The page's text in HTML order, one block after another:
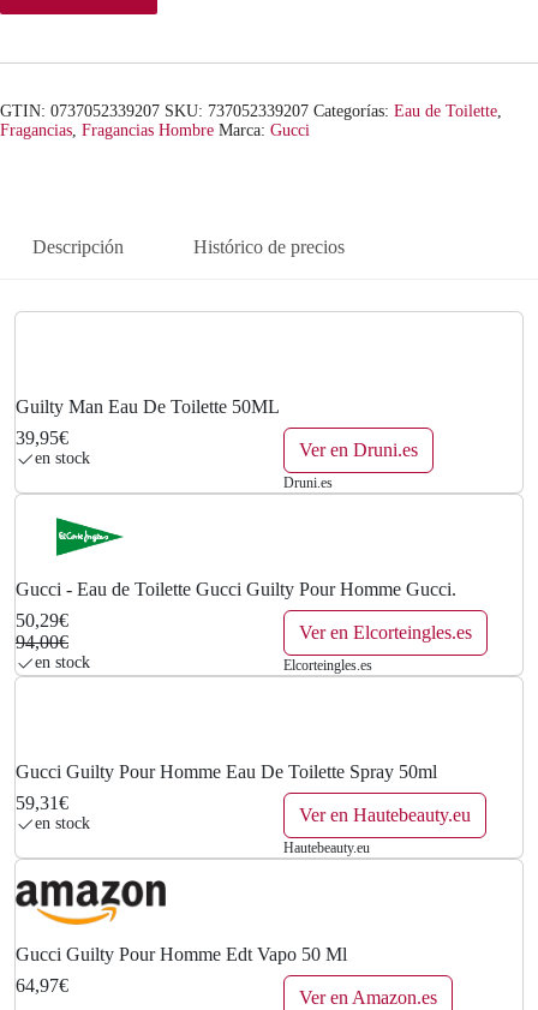
GTIN: 0737052339207 SKU: 737052339207 Categorías: Eau de Toilette,
Fragancias, Fragancias Hombre Marca: Gucci
Descripción Histórico de precios
Guilty Man Eau De Toilette 50ML
39,95€
en stock Ver en Druni.es
Druni.es
Gucci - Eau de Toilette Gucci Guilty Pour Homme Gucci.
50,29€
94,00€
en stock
Ver en Elcorteingles.es
Elcorteingles.es
Gucci Guilty Pour Homme Eau De Toilette Spray 50ml
59,31€
en stock Ver en Hautebeauty.eu
Hautebeauty.eu
Gucci Guilty Pour Homme Edt Vapo 50 Ml
64,97€
Ver en Amazon.es